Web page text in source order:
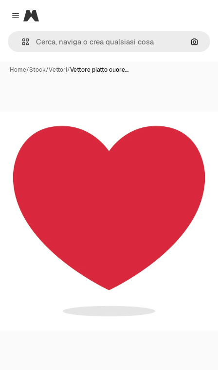
Close menu
Magnific
Cerca
Home/Stock/Vettori/Vettore piatto cuore…